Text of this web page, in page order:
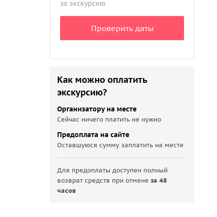
за экскурсию
Проверить даты
Как можно оплатить
экскурсию?
Организатору на месте
Сейчас ничего платить не нужно
Предоплата на сайте
Оставшуюся сумму заплатить на месте
Для предоплаты доступен полный
возврат средств при отменеза 48
часов